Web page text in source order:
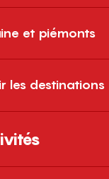
et piémonts
les destinations